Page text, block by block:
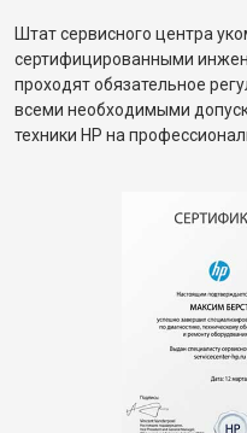
Штат сервисного центра
сертифицированными
проходят обязательное
всеми необходимыми
техники HP на